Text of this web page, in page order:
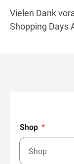
Vielen Dank
Shopping Days
Shop *